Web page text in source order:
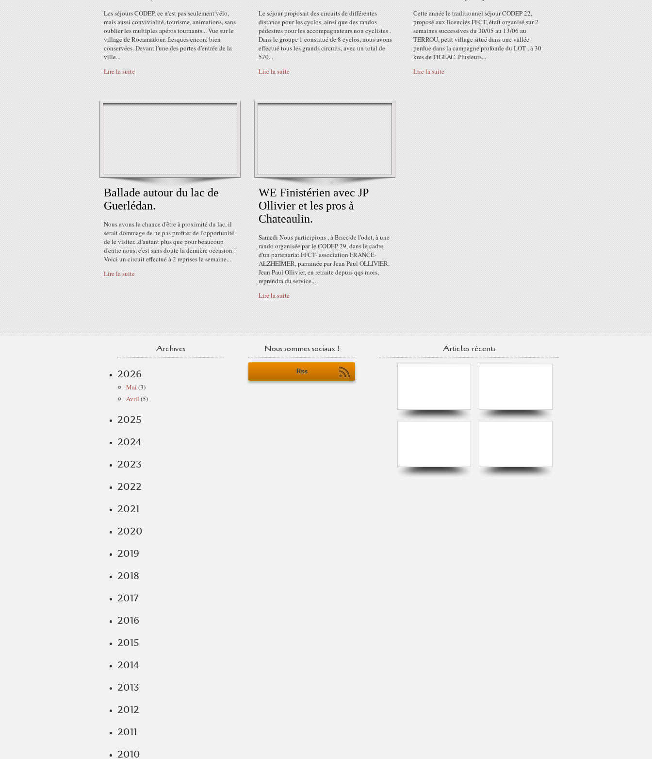
Les séjours CODEP, ce n'est pas seulement vélo,
mais aussi convivialité, tourisme, animations, sans
oublier les multiples apéros tournants... Vue sur le
village de Rocamadour. fresques encore bien
conservées. Devant l'une des portes d'entrée de la
ville...
Lire la suite
Le séjour proposait des circuits de différentes
distance pour les cyclos, ainsi que des randos
pédestres pour les accompagnateurs non cyclistes .
Dans le groupe 1 constitué de 8 cyclos, nous avons
effectué tous les grands circuits, avec un total de
570...
Lire la suite
Cette année le traditionnel séjour CODEP 22,
proposé aux licenciés FFCT, était organisé sur 2
semaines successives du 30/05 au 13/06 au
TERROU, petit village situé dans une vallée
perdue dans la campagne profonde du LOT , à 30
kms de FIGEAC. Plusieurs...
Lire la suite
Ballade autour du lac de
Guerlédan.
Nous avons la chance d'être à proximité du lac, il
serait dommage de ne pas profiter de l'opportunité
de le visiter...d'autant plus que pour beaucoup
d'entre nous, c'est sans doute la dernière occasion !
Voici un circuit effectué à 2 reprises la semaine...
Lire la suite
WE Finistérien avec JP
Ollivier et les pros à
Chateaulin.
Samedi Nous participions , à Briec de l'odet, à une
rando organisée par le CODEP 29, dans le cadre
d'un partenariat FFCT- association FRANCE-
ALZHEIMER, parrainée par Jean Paul OLLIVIER.
Jean Paul Ollivier, en retraite depuis qqs mois,
reprendra du service...
Lire la suite
Archives
2026
Mai (3)
Avril (5)
2025
2024
2023
2022
2021
2020
2019
2018
2017
2016
2015
2014
2013
2012
2011
2010
Nous sommes sociaux !
Rss
Articles récents